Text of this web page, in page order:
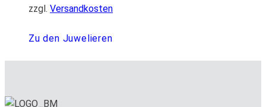
zzgl. Versandkosten
Zu den Juwelieren